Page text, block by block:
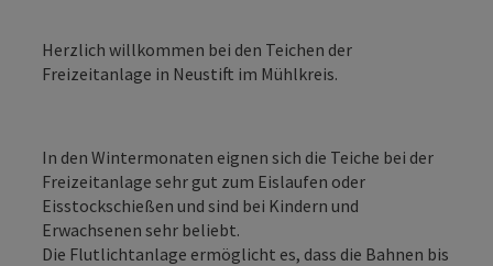
Herzlich willkommen bei den Teichen der
Freizeitanlage in Neustift im Mühlkreis.
In den Wintermonaten eignen sich die Teiche bei der
Freizeitanlage sehr gut zum Eislaufen oder
Eisstockschießen und sind bei Kindern und
Erwachsenen sehr beliebt.
Die Flutlichtanlage ermöglicht es, dass die Bahnen bis